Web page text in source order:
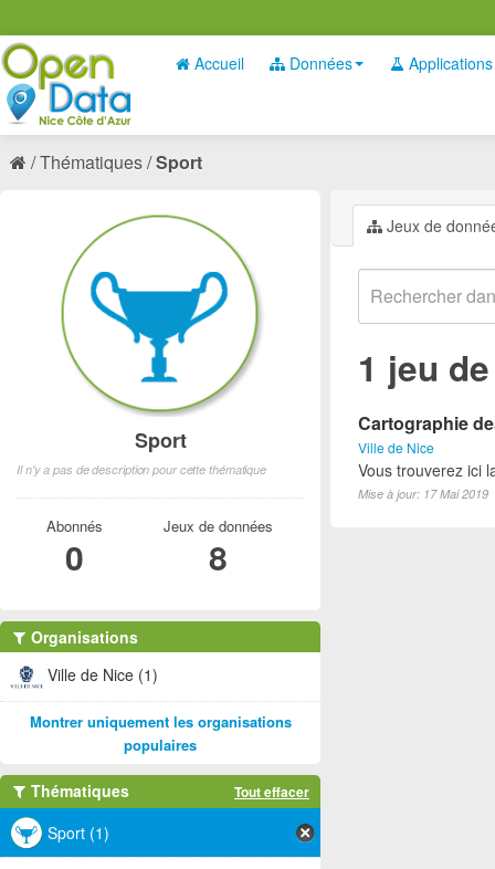
Accueil Données Applications
Thématiques Sport
Jeux de
1 jeu
Cartographie
Ville de Nice
Vous trouverez ici
Mise à jour: 17 Mai 2019
Sport
Il n'y a pas de description pour cette thématique
Abonnés
0
Jeux de données
8
Organisations
Ville de Nice (1)
Montrer uniquement les organisations
populaires
Thématiques Tout effacer
Sport (1)